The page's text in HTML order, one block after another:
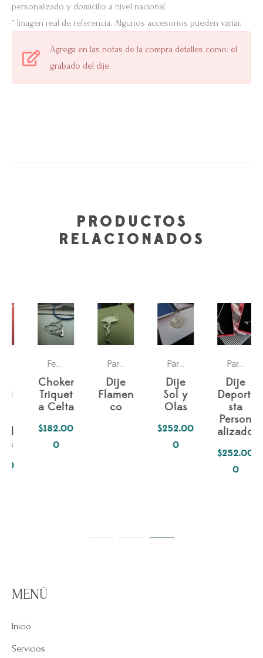
personalizado y domicilio a nivel nacional.
* Imagen real de referencia. Algunos accesorios pueden variar.
Agrega en las notas de la compra detalles como: el
grabado del dije.
PRODUCTOS
RELACIONADOS
FantásticoPasiones Para ella Simbología Del Alma
Choker
Triquet
a Celta
182.00
Para ella
Dije
Flamen
Para ella
Dije
Sol y
Olas
252.00
Para ella
Dije
Deporti
Person
alizado
252.00
MENÚ
Inicio
Servicios